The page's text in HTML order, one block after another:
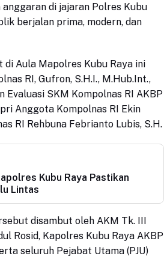
di jajaran Polres Kubu
berjalan prima, modern, dan
Aula Mapolres Kubu Raya ini
RI, Gufron, S.H.I., M.Hub.Int.,
Evaluasi SKM Kompolnas RI AKBP
Anggota Kompolnas RI Ekin
RI Rehbuna Febrianto Lubis, S.H.
Kubu Raya Pastikan
Lintas
disambut oleh AKM Tk. III
Rosid, Kapolres Kubu Raya AKBP
seluruh Pejabat Utama (PJU)